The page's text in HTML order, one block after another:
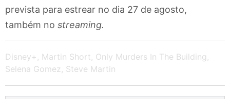
prevista para estrear no dia 27 de agosto,
também no streaming.
Disney+ , Martin Short, Only Murders In The Building ,
Selena Gomez, Steve Martin